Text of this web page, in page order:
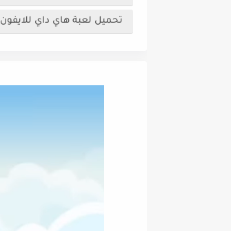
تحميل لعبة هاي داي للايفون Hay Day